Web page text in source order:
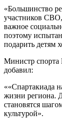
«Большинство
участников СВО,
важное
поэтому
подарить детям
Министр спорта
добавил:
««Спартакиада
жизни региона.
становятся
культурой».